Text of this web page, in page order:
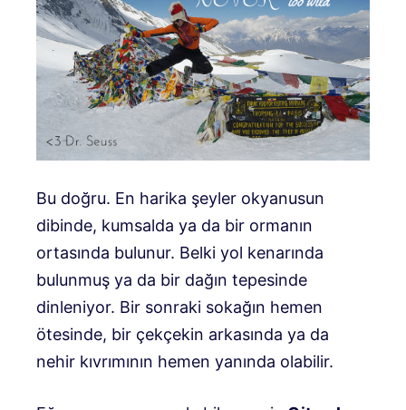
Bu doğru. En harika şeyler okyanusun
dibinde, kumsalda ya da bir ormanın
ortasında bulunur. Belki yol kenarında
bulunmuş ya da bir dağın tepesinde
dinleniyor. Bir sonraki sokağın hemen
ötesinde, bir çekçekin arkasında ya da
nehir kıvrımının hemen yanında olabilir.